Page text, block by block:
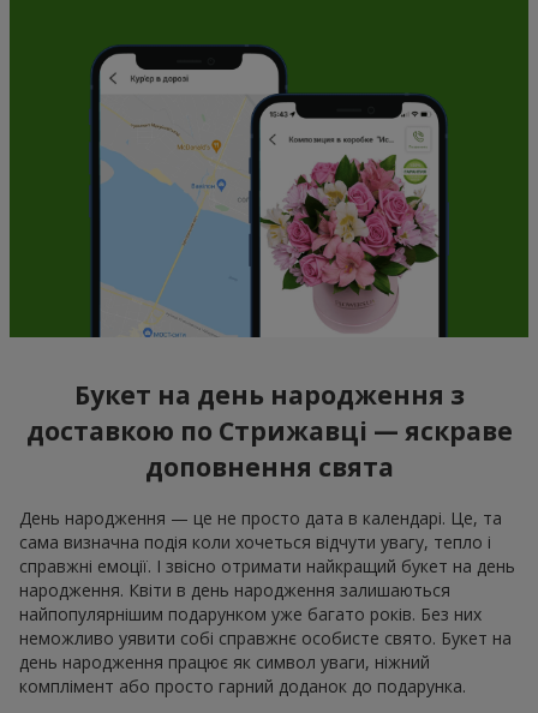
Букет на день народження з
доставкою по Стрижавці — яскраве
доповнення свята
День народження — це не просто дата в календарі. Це, та
сама визначна подія коли хочеться відчути увагу, тепло і
справжні емоції. І звісно отримати найкращий букет на день
народження. Квіти в день народження залишаються
найпопулярнішим подарунком уже багато років. Без них
неможливо уявити собі справжнє особисте свято. Букет на
день народження працює як символ уваги, ніжний
комплімент або просто гарний доданок до подарунка.